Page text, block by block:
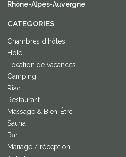
Rhône-Alpes-Auvergne
CATEGORIES
Chambres d'hôtes
Hôtel
Location de vacances
Camping
Riad
Restaurant
Massage & Bien-Être
Sauna
Bar
Mariage / réception